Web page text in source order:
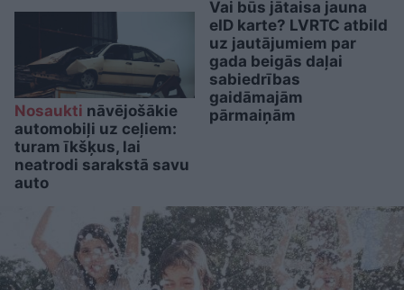
Nosaukti nāvējošākie
automobiļi uz ceļiem:
turam īkšķus, lai
neatrodi sarakstā savu
auto
Vai būs jātaisa jauna
eID karte? LVRTC atbild
uz jautājumiem par
gada beigās daļai
sabiedrības
gaidāmajām
pārmaiņām